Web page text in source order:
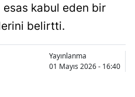
Bursa
Çankırı
esas kabul eden bir
belirtti.
Yayınlanma
01 Mayıs 2026 - 16:40